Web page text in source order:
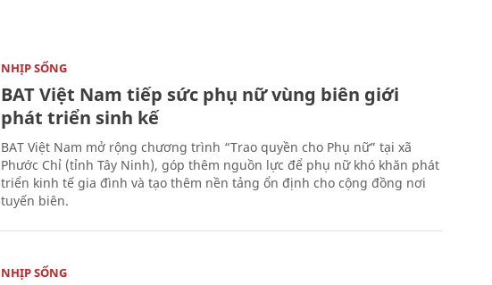
NHỊP SỐNG
BAT Việt Nam tiếp sức phụ nữ vùng biên giới
phát triển sinh kế
BAT Việt Nam mở rộng chương trình “Trao quyền cho Phụ nữ” tại xã
Phước Chỉ (tỉnh Tây Ninh), góp thêm nguồn lực để phụ nữ khó khăn phát
triển kinh tế gia đình và tạo thêm nền tảng ổn định cho cộng đồng nơi
tuyến biên.
NHỊP SỐNG